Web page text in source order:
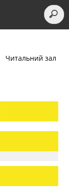
Читальний зал